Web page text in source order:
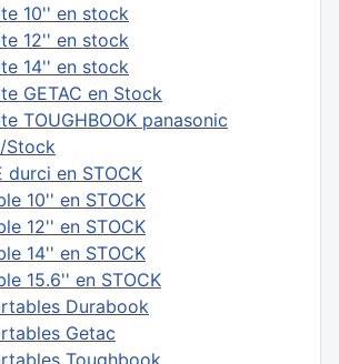
10'' en stock
12'' en stock
14'' en stock
GETAC en Stock
TOUGHBOOK panasonic
Stock
durci en STOCK
10'' en STOCK
12'' en STOCK
14'' en STOCK
15.6'' en STOCK
Durabook
Getac
Toughbook